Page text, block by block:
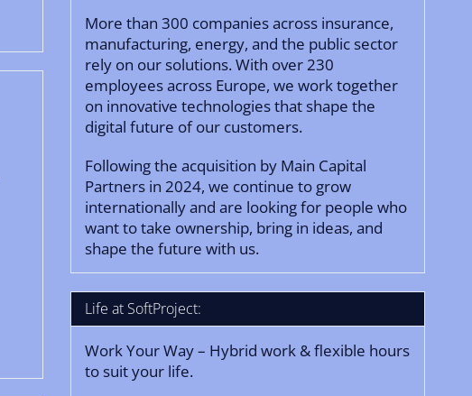
More than 300 companies across insurance,
manufacturing, energy, and the public sector
rely on our solutions. With over 230
employees across Europe, we work together
on innovative technologies that shape the
digital future of our customers.
Following the acquisition by Main Capital
Partners in 2024, we continue to grow
internationally and are looking for people who
want to take ownership, bring in ideas, and
shape the future with us.
Life at SoftProject:
Work Your Way – Hybrid work & flexible hours
to suit your life.